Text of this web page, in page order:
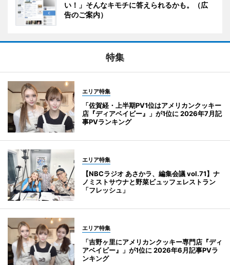
い！」そんなキモチに答えられるかも。（広
告のご案内）
特集
エリア特集
「佐賀経・上半期PV1位はアメリカンクッキー
店『ディアベイビー』」が1位に 2026年7月記
事PVランキング
エリア特集
【NBCラジオ あさかラ、編集会議 vol.71】ナ
ノミストサウナと野菜ビュッフェレストラン
「フレッシュ」
エリア特集
「吉野ヶ里にアメリカンクッキー専門店『ディ
アベイビー』」が1位に 2026年6月記事PVラ
ンキング